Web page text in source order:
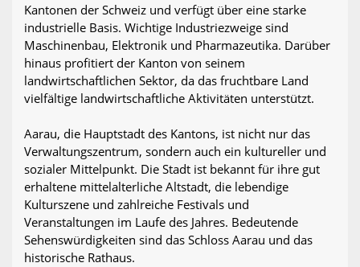
Kantonen der Schweiz und verfügt über eine starke
industrielle Basis. Wichtige Industriezweige sind
Maschinenbau, Elektronik und Pharmazeutika. Darüber
hinaus profitiert der Kanton von seinem
landwirtschaftlichen Sektor, da das fruchtbare Land
vielfältige landwirtschaftliche Aktivitäten unterstützt.
Aarau, die Hauptstadt des Kantons, ist nicht nur das
Verwaltungszentrum, sondern auch ein kultureller und
sozialer Mittelpunkt. Die Stadt ist bekannt für ihre gut
erhaltene mittelalterliche Altstadt, die lebendige
Kulturszene und zahlreiche Festivals und
Veranstaltungen im Laufe des Jahres. Bedeutende
Sehenswürdigkeiten sind das Schloss Aarau und das
historische Rathaus.